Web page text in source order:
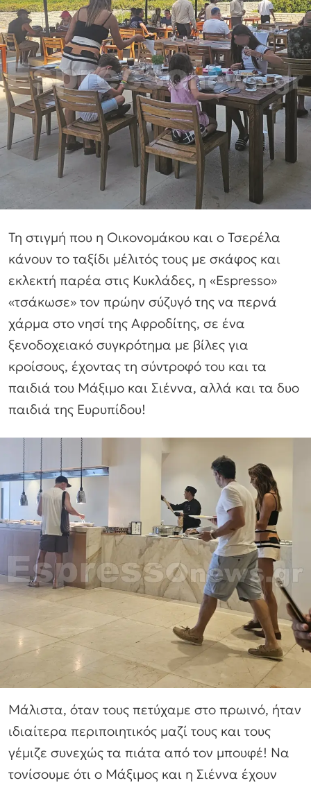
Τη στιγμή που η Οικονομάκου και ο Τσερέλα
κάνουν το ταξίδι μέλιτός τους με σκάφος και
εκλεκτή παρέα στις Κυκλάδες, η «Εspresso»
«τσάκωσε» τον πρώην σύζυγό της να περνά
χάρμα στο νησί της Αφροδίτης, σε ένα
ξενοδοχειακό συγκρότημα με βίλες για
κροίσους, έχοντας τη σύντροφό του και τα
παιδιά του Μάξιμο και Σιέννα, αλλά και τα δυο
παιδιά της Ευρυπίδου!
Μάλιστα, όταν τους πετύχαμε στο πρωινό, ήταν
ιδιαίτερα περιποιητικός μαζί τους και τους
γέμιζε συνεχώς τα πιάτα από τον μπουφέ! Να
τονίσουμε ότι ο Μάξιμος και η Σιέννα έχουν